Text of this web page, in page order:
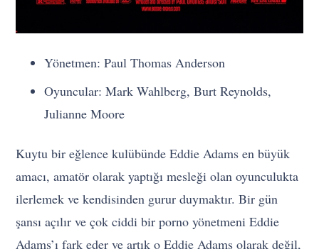
Yönetmen: Paul Thomas Anderson
Oyuncular: Mark Wahlberg, Burt Reynolds,
Julianne Moore
Kuytu bir eğlence kulübünde Eddie Adams en büyük
amacı, amatör olarak yaptığı mesleği olan oyunculukta
ilerlemek ve kendisinden gurur duymaktır. Bir gün
şansı açılır ve çok ciddi bir porno yönetmeni Eddie
Adams’ı fark eder ve artık o Eddie Adams olarak değil,